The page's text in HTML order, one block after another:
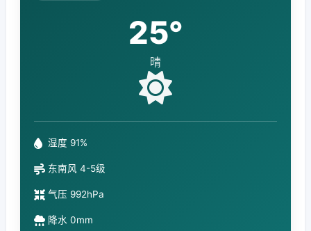
25°
晴
湿度 91%
东南风 4-5级
气压 992hPa
降水 0mm